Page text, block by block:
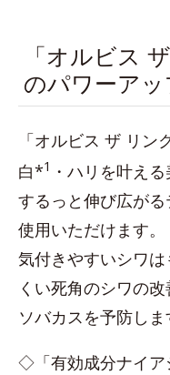
「オルビス
のパワーア
「オルビス ザ リ
白*1 ・ハリを叶える
するっと伸び広が
使用いただけます。
気付きやすいシワ
くい死角のシワの
ソバカスを予防しま
◇「有効成分ナイア